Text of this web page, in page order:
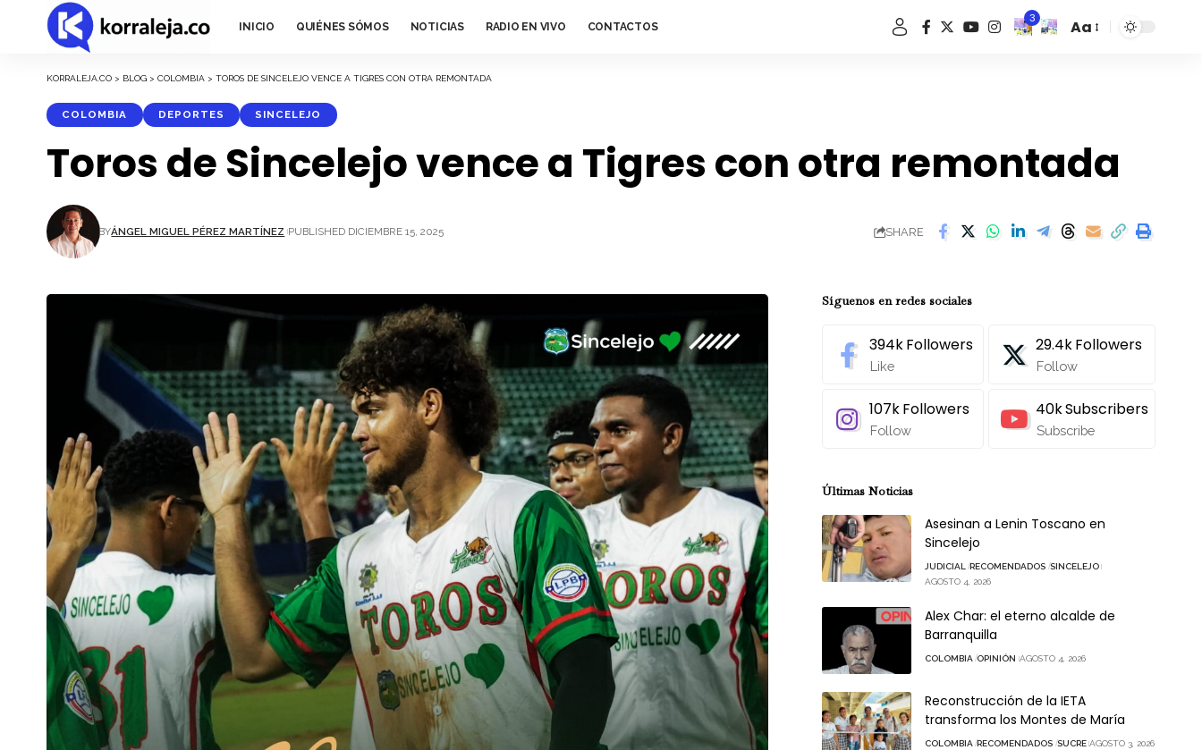
INICIO QUIÉNES SÓMOS NOTICIAS RADIO EN VIVO CONTACTOS
3
Font
Aa
KORRALEJA.CO > BLOG > COLOMBIA > TOROS DE SINCELEJO VENCE A TIGRES CON OTRA REMONTADA
COLOMBIA DEPORTES SINCELEJO
Toros de Sincelejo vence a Tigres con otra remontada
BYÁNGEL MIGUEL PÉREZ MARTÍNEZ PUBLISHED DICIEMBRE 15, 2025 SHARE
Síguenos en redes sociales
394kFollowers
Like
29.4kFollowers
Follow
107kFollowers
Follow
40kSubscribers
Subscribe
Últimas Noticias
Asesinan a Lenin Toscano en
Sincelejo
JUDICIAL RECOMENDADOS SINCELEJO
AGOSTO 4, 2026
Alex Char: el eterno alcalde de
Barranquilla
COLOMBIA OPINIÓN AGOSTO 4, 2026
Reconstrucción de la IETA
transforma los Montes de María
COLOMBIA RECOMENDADOS SUCRE AGOSTO 3, 2026